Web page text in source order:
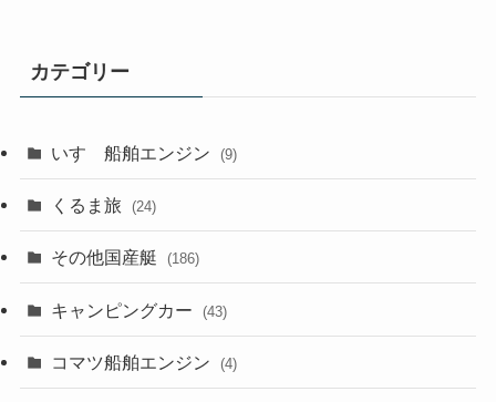
カテゴリー
いすゞ船舶エンジン (9)
くるま旅 (24)
その他国産艇 (186)
キャンピングカー (43)
コマツ船舶エンジン (4)